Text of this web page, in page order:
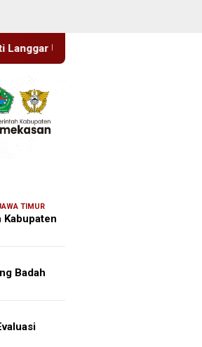
Kromoto Dieksekusi Kejari Jaktim
TIMUR
Kabupaten
Badah